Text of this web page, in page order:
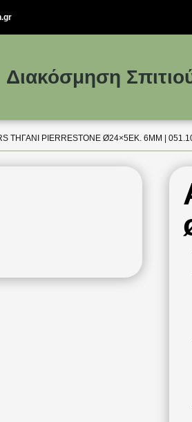
Διακόσμηση
ΤΗΓΑΝΙ PIERRESTONE Ø24×5ΕΚ. 6MM |